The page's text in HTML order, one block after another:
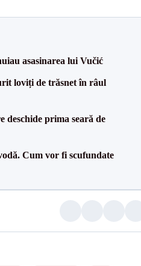
asasinarea lui Vučić
loviți de trăsnet în râul
deschide prima seară de
Cum vor fi scufundate